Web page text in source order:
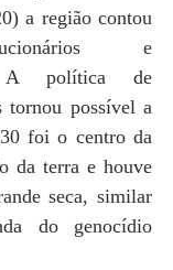
a região contou
e
A política de
tornou possível a
foi o centro da
da terra e houve
seca, similar
do genocídio